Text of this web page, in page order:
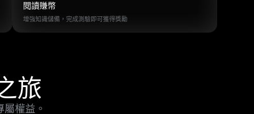
閱讀賺幣
增強知識儲備，完成測驗即可獲得獎勵
旅
權益。